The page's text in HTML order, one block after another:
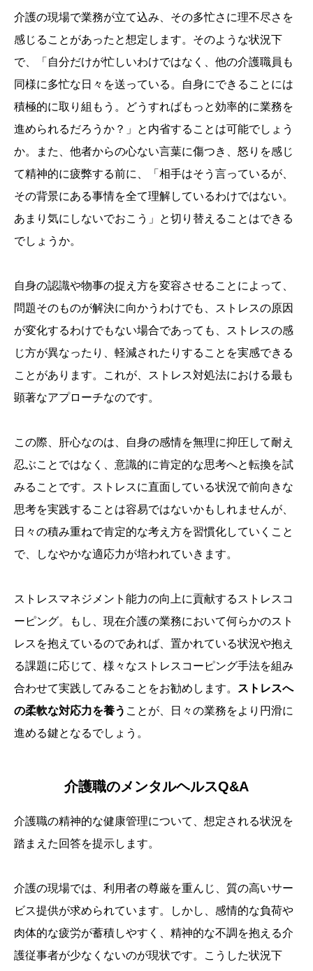
介護の現場で業務が立て込み、その多忙さに理不尽さを
感じることがあったと想定します。そのような状況下
で、「自分だけが忙しいわけではなく、他の介護職員も
同様に多忙な日々を送っている。自身にできることには
積極的に取り組もう。どうすればもっと効率的に業務を
進められるだろうか？」と内省することは可能でしょう
か。また、他者からの心ない言葉に傷つき、怒りを感じ
て精神的に疲弊する前に、「相手はそう言っているが、
その背景にある事情を全て理解しているわけではない。
あまり気にしないでおこう」と切り替えることはできる
でしょうか。
自身の認識や物事の捉え方を変容させることによって、
問題そのものが解決に向かうわけでも、ストレスの原因
が変化するわけでもない場合であっても、ストレスの感
じ方が異なったり、軽減されたりすることを実感できる
ことがあります。これが、ストレス対処法における最も
顕著なアプローチなのです。
この際、肝心なのは、自身の感情を無理に抑圧して耐え
忍ぶことではなく、意識的に肯定的な思考へと転換を試
みることです。ストレスに直面している状況で前向きな
思考を実践することは容易ではないかもしれませんが、
日々の積み重ねで肯定的な考え方を習慣化していくこと
で、しなやかな適応力が培われていきます。
ストレスマネジメント能力の向上に貢献するストレスコ
ーピング。もし、現在介護の業務において何らかのスト
レスを抱えているのであれば、置かれている状況や抱え
る課題に応じて、様々なストレスコーピング手法を組み
合わせて実践してみることをお勧めします。
ストレスへ
の柔軟な対応力を養う ことが、日々の業務をより円滑に
進める鍵となるでしょう。
介護職のメンタルヘルスQ&A
介護職の精神的な健康管理について、想定される状況を
踏まえた回答を提示します。
介護の現場では、利用者の尊厳を重んじ、質の高いサー
ビス提供が求められています。しかし、感情的な負荷や
肉体的な疲労が蓄積しやすく、精神的な不調を抱える介
護従事者が少なくないのが現状です。こうした状況下